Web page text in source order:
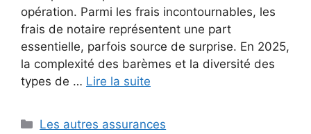
opération. Parmi les frais incontournables, les
frais de notaire représentent une part
essentielle, parfois source de surprise. En 2025,
la complexité des barèmes et la diversité des
types de … Lire la suite
Catégories
Les autres assurances